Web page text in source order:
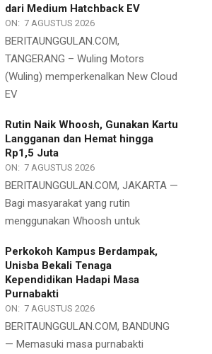
dari Medium Hatchback EV
ON: 7 AGUSTUS 2026
BERITAUNGGULAN.COM,
TANGERANG – Wuling Motors
(Wuling) memperkenalkan New Cloud
EV
Rutin Naik Whoosh, Gunakan Kartu
Langganan dan Hemat hingga
Rp1,5 Juta
ON: 7 AGUSTUS 2026
BERITAUNGGULAN.COM, JAKARTA —
Bagi masyarakat yang rutin
menggunakan Whoosh untuk
Perkokoh Kampus Berdampak,
Unisba Bekali Tenaga
Kependidikan Hadapi Masa
Purnabakti
ON: 7 AGUSTUS 2026
BERITAUNGGULAN.COM, BANDUNG
— Memasuki masa purnabakti